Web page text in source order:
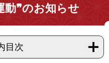
動❞のお知らせ
目次